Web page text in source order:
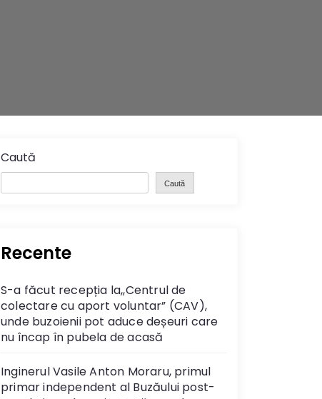
Caută
Caută
Recente
S-a făcut recepția la,,Centrul de
colectare cu aport voluntar” (CAV),
unde buzoienii pot aduce deșeuri care
nu încap în pubela de acasă
Inginerul Vasile Anton Moraru, primul
primar independent al Buzăului post-